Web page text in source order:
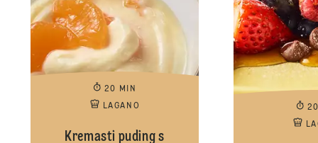
20 MIN
LAGANO
Kremasti puding s